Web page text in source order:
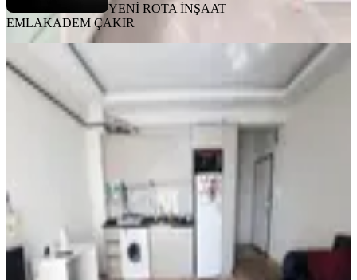
YENİ ROTA İNŞAAT
EMLAKADEM ÇAKIR
Rota'dan Üniversite Karşısı Geniş Ve
Kullanışlı Eşyalı Kirlk 1+1
Onikişubat, Maarif Mahallesi
YENİ ROTA İNŞAAT EMLAK Mikail Barışık